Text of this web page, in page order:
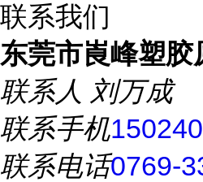
联系我们
东莞市崀峰塑胶
联系人 刘万成
联系手机
联系电话0769-